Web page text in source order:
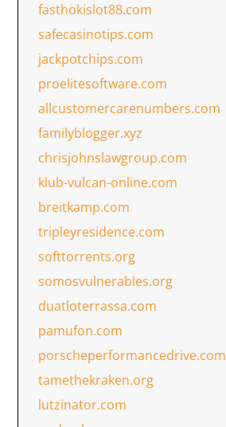
fasthokislot88.com
safecasinotips.com
jackpotchips.com
proelitesoftware.com
allcustomercarenumbers.com
familyblogger.xyz
chrisjohnslawgroup.com
klub-vulcan-online.com
breitkamp.com
tripleyresidence.com
softtorrents.org
somosvulnerables.org
duatloterrassa.com
pamufon.com
porscheperformancedrive.com
tamethekraken.org
lutzinator.com